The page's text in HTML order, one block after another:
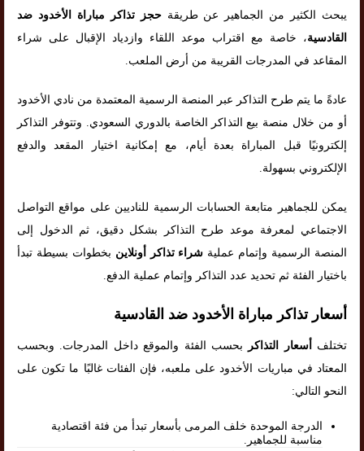
يبحث الكثير من الجماهير عن طريقةحجز تذاكر مباراة الأخدود ضد
القادسية، خاصة مع اقتراب موعد اللقاء وازدياد الإقبال على شراء
المقاعد في المدرجات القريبة من أرض الملعب.
عادةً ما يتم طرح التذاكر عبر المنصة الرسمية المعتمدة من نادي الأخدود
أو من خلال منصة بيع التذاكر الخاصة بالدوري السعودي. وتتوفر التذاكر
إلكترونيًا قبل المباراة بعدة أيام، مع إمكانية اختيار المقعد والدفع
الإلكتروني بسهولة.
يمكن للجماهير متابعة الحسابات الرسمية للناديين على مواقع التواصل
الاجتماعي لمعرفة موعد طرح التذاكر بشكل دقيق، ثم الدخول إلى
المنصة الرسمية وإتمام عملية شراء تذاكر أونلاين بخطوات بسيطة تبدأ
باختيار الفئة ثم تحديد عدد التذاكر وإتمام عملية الدفع.
أسعار تذاكر مباراة الأخدود ضد القادسية
تختلف أسعار التذاكر
بحسب الفئة والموقع داخل المدرجات. وبحسب
المعتاد في مباريات الأخدود على ملعبه، فإن الفئات غالبًا ما تكون على
النحو التالي:
الدرجة الموحدة خلف المرمى بأسعار تبدأ من فئة اقتصادية
مناسبة للجماهير.